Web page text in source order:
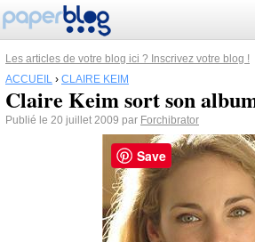
Les articles de votre blog ici ? Inscrivez votre blog !
ACCUEIL › CLAIRE KEIM
Claire Keim sort son
Publié le 20 juillet 2009 par Forchibrator
Save